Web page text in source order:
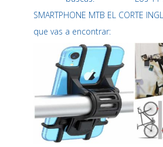
SMARTPHONE MTB EL CORTE
que vas a encontrar: